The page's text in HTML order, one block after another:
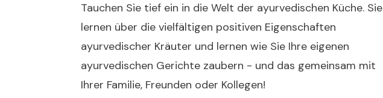
Tauchen Sie tief ein in die Welt der ayurvedischen Küche. Sie
lernen über die vielfältigen positiven Eigenschaften
ayurvedischer Kräuter und lernen wie Sie Ihre eigenen
ayurvedischen Gerichte zaubern - und das gemeinsam mit
Ihrer Familie, Freunden oder Kollegen!